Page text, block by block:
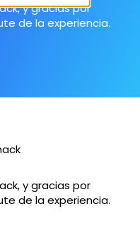
y gracias por
de la experiencia.
y gracias por
de la experiencia.